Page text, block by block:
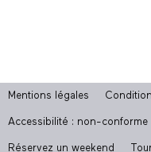
Mentions légales
Accessibilité : non-conforme
Réservez un weekend